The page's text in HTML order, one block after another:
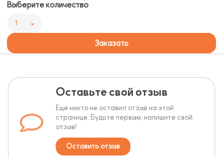
Выберите количество
1
Заказать
Оставьте свой отзыв
Еще никто не оставил отзыв на этой
странице. Будьте первым, напишите свой
отзыв!
Оставить отзыв